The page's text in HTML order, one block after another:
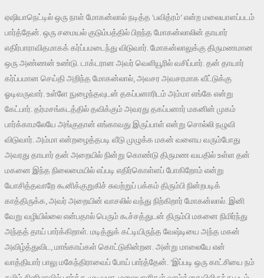
ஏஷியாநெட்டில் ஒரு நாள் மோகன்லால் நடித்த ‘பவித்ரம்’ என்ற மலையாளப்படம்
பார்த்தேன். ஒரு சமையல் குடும்பத்தில் பிறந்த மோகன்லாலின் தாயார்
எதிர்பாராவிதமாகக் கர்ப்பமடைந்து விடுவார். மோகன்லாலுக்கு திருமணமான
ஒரு அண்ணன் உண்டு. டாக்டரான அவர் வெளியூரில் வசிப்பார். தன் தாயார்
கர்ப்பமான செய்தி அறிந்த மோகன்லால், அவசர அவசரமாக வீட்டுக்கு
ஓடிவருவார். உள்ளே நுழைந்தவுடன் தகப்பனாரிடம் அம்மா எங்கே என்று
கேட்பார். தர்மசங்கடத்தில் தவிக்கும் அவரது தகப்பனார் மகனின் முகம்
பார்க்காமலேயே அங்குதான் எங்காவது இருப்பாள் என்று சொல்லி நழுவி
விடுவார். அம்மா என்றழைத்தபடி வீடு முழுக்க மகன் வளைய வரும்போது
அவரது தாயார் தன் அறையில் நின்று கொண்டு திருமண வயதில் உள்ள தன்
மகனை இந்த நிலைமையில் எப்படி எதிர்கொள்ளப் போகிறோம் என்று
யோசித்தவாறே கூனிக்குறுகிச் சுவற்றுப் பக்கம் திரும்பி நின்றபடிக்
காத்திருக்க, அவர் அறையின் வாசலில் வந்து நிற்கிறார் மோகன்லால். இனி
வேறு வழியில்லை என்பதால் பெரும் கூச்சத்துடன் திரும்பி மகனை நிமிர்ந்து
அந்தத் தாய் பார்க்கிறாள். மடித்துக் கட்டியிருந்த வேஷ்டியை அந்த மகன்
அவிழ்த்துவிட, மாங்காய்கள் கொட்டுகின்றன. அன்று மாலையே என்
வாத்தியார் பாலு மகேந்திராவைப் போய் பார்த்தேன். ‘இப்படி ஒரு காட்சியை நம்